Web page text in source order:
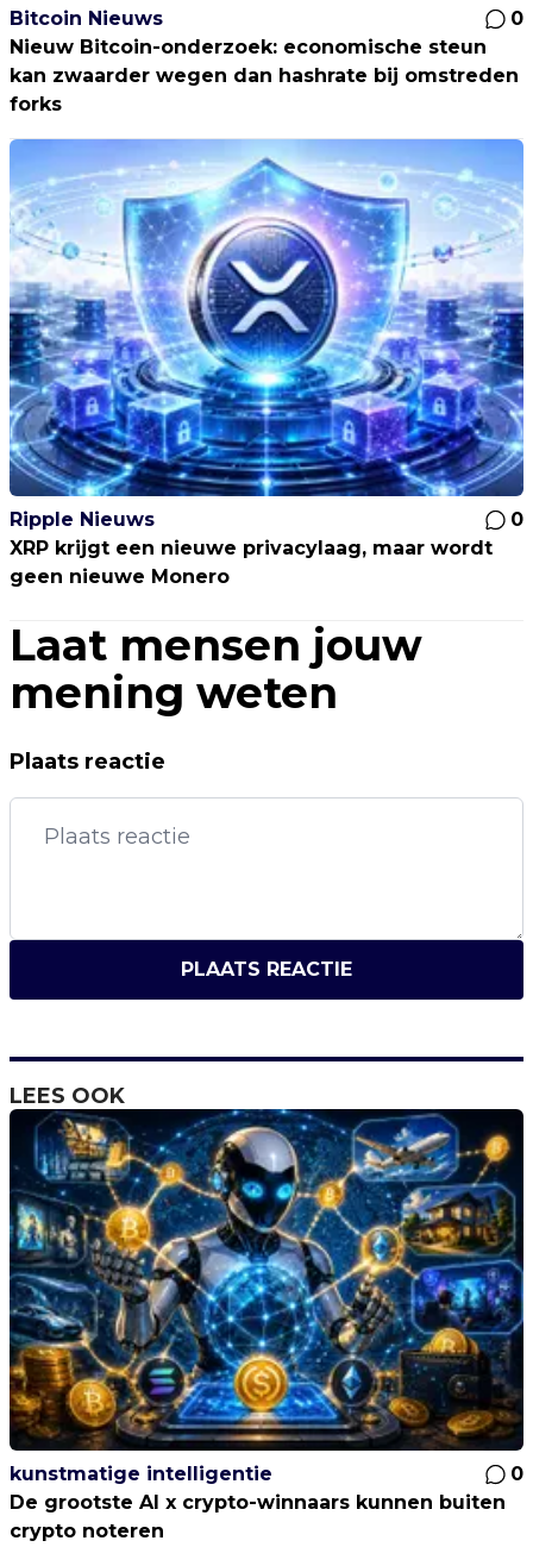
Bitcoin Nieuws
0
Nieuw Bitcoin-onderzoek: economische steun
kan zwaarder wegen dan hashrate bij omstreden
forks
Ripple Nieuws
0
XRP krijgt een nieuwe privacylaag, maar wordt
geen nieuwe Monero
Laat mensen jouw
mening weten
Plaats reactie
PLAATS REACTIE
LEES OOK
kunstmatige intelligentie
0
De grootste AI x crypto-winnaars kunnen buiten
crypto noteren